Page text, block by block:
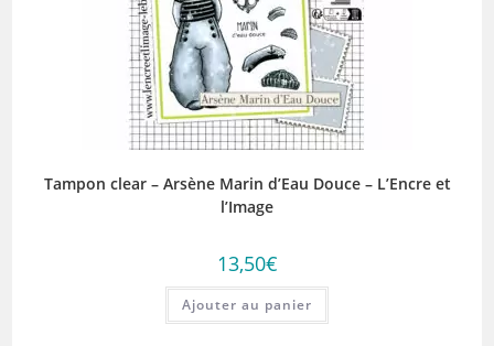
Tampon clear – Arsène Marin d’Eau Douce – L’Encre et
l’Image
13,50€
Ajouter au panier